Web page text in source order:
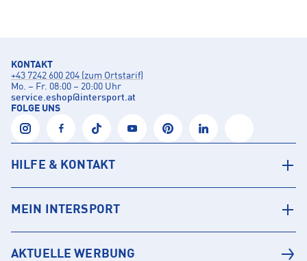
KONTAKT
+43 7242 600 204 (zum Ortstarif)
Mo. – Fr. 08:00 – 20:00 Uhr
service.eshop@intersport.at
FOLGE UNS
HILFE & KONTAKT
MEIN INTERSPORT
AKTUELLE WERBUNG